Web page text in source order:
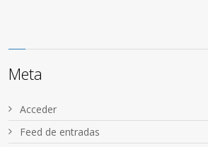
Meta
Acceder
Feed de entradas